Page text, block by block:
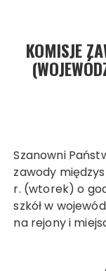
KOMISJE
Szanowni Państwo, uprzejmie informujemy, że
zawody
r. (wtorek) o
szkół w
na rejony i